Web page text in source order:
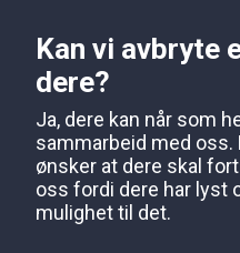
Kan vi avbryte
dere?
Ja, dere kan når som
sammarbeid med oss.
ønsker at dere skal
oss fordi dere har lyst
mulighet til det.